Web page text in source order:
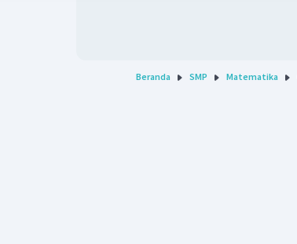
Beranda SMP Matematika